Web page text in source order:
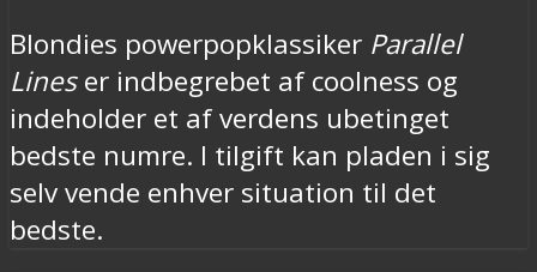
Blondies powerpopklassiker Parallel
Lineser indbegrebet af coolness og
indeholder et af verdens ubetinget
bedste numre. I tilgift kan pladen i sig
selv vende enhver situation til det
bedste.